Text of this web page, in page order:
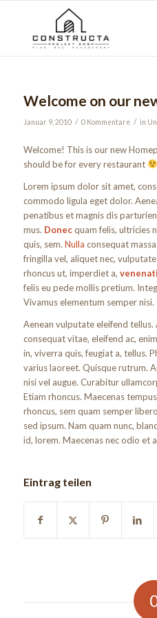
Welcome on our
Januar 9, 2010 / 0 Kommentare / in
Welcome! This is our new
should be for every restaurant
Lorem ipsum dolor sit amet,
commodo ligula eget dolor.
penatibus et magnis dis
mus. Donecquam felis, ultricies
quis, sem. Nulla consequat
fringilla vel, aliquet nec,
rhoncus ut, imperdiet a,
felis eu pede mollis pretium.
Vivamus elementum semper nisi.
Aenean vulputate eleifend
consequat vitae, eleifend ac,
in, viverra quis, feugiat a, tellus.
varius laoreet. Quisque rutrum.
nisi vel augue. Curabitur
Etiam rhoncus. Maecenas
rhoncus, sem quam semper
sed ipsum. Nam quam nunc,
id, lorem. Maecenas nec odio et
Eintrag teilen